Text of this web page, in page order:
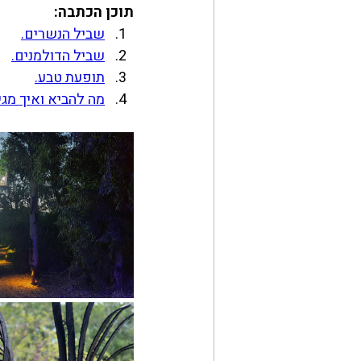
תוכן הכתבה:
שביל הנשרים.
שביל הדולמנים.
תופעת טבע.
מה להביא ואיך